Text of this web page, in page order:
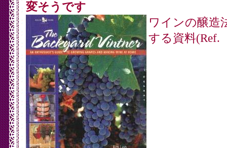
変そうです
ワインの醸造
する資料(Ref.